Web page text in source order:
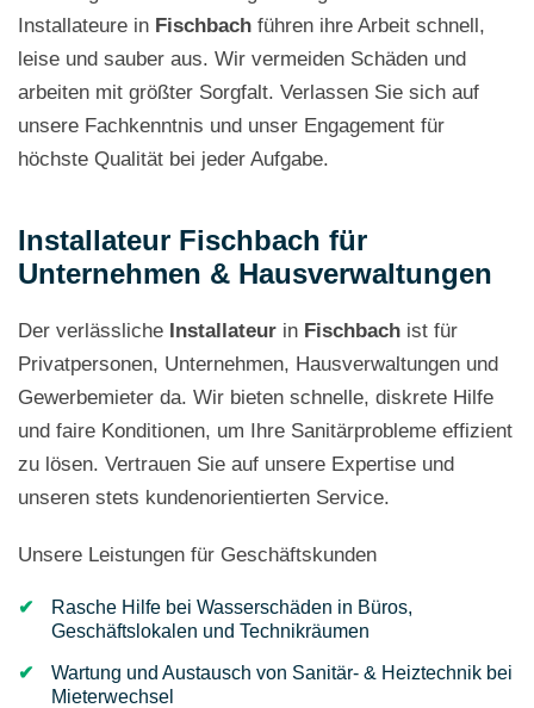
Installateure in Fischbach führen ihre Arbeit schnell,
leise und sauber aus. Wir vermeiden Schäden und
arbeiten mit größter Sorgfalt. Verlassen Sie sich auf
unsere Fachkenntnis und unser Engagement für
höchste Qualität bei jeder Aufgabe.
Installateur Fischbach für
Unternehmen & Hausverwaltungen
Der verlässliche Installateur in Fischbach ist für
Privatpersonen, Unternehmen, Hausverwaltungen und
Gewerbemieter da. Wir bieten schnelle, diskrete Hilfe
und faire Konditionen, um Ihre Sanitärprobleme effizient
zu lösen. Vertrauen Sie auf unsere Expertise und
unseren stets kundenorientierten Service.
Unsere Leistungen für Geschäftskunden
Rasche Hilfe bei Wasserschäden in Büros,
Geschäftslokalen und Technikräumen
Wartung und Austausch von Sanitär- & Heiztechnik bei
Mieterwechsel